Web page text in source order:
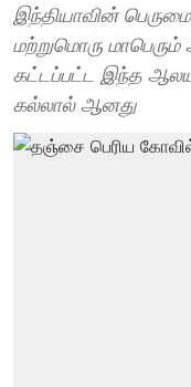
இந்தியாவின்
மற்றுமொரு
கட்டப்பட்ட இந்த
கல்லால் ஆனது